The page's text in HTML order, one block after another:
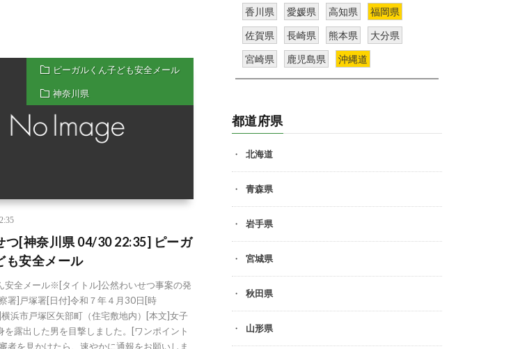
ピーガルくん子ども安全メール
神奈川県
つ[神奈川県 04/30 22:35] ピーガ
も安全メール
安全メール※[タイトル]公然わいせつ事案の発
署]戸塚署[日付]令和７年４月30日[時
浜市戸塚区矢部町（住宅敷地内）[本文]女子
を露出した男を目撃しました。[ワンポイント
者を見かけたら、速やかに通報をお願いしま
香川県
愛媛県 高知県
福岡県
佐賀県
長崎県 熊本県
大分県
宮崎県
鹿児島県 沖縄道
都道府県
北海道
青森県
岩手県
宮城県
秋田県
山形県